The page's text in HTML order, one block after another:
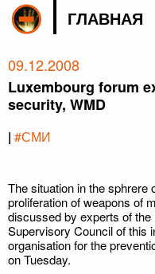
ГЛАВНАЯ
09.12.2008
Luxembourg forum
security, WMD
| #СМИ
The situation in the sphrere
proliferation of weapons of
discussed by experts of
Supervisory Council of this
organisation for the
on Tuesday.